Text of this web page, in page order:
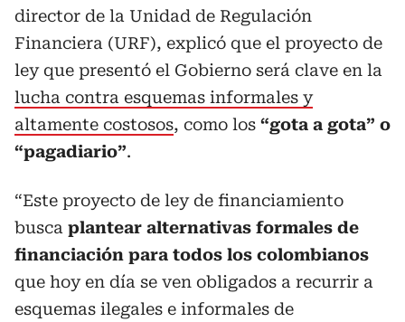
director de la Unidad de Regulación
Financiera (URF), explicó que el proyecto de
ley que presentó el Gobierno será clave en la
lucha contra esquemas informales y
altamente costosos, como los “gota a gota” o
“pagadiario”.
“Este proyecto de ley de financiamiento
busca plantear alternativas formales de
financiación para todos los colombianos
que hoy en día se ven obligados a recurrir a
esquemas ilegales e informales de